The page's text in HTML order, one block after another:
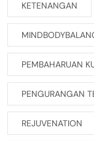
KETENANGAN
PEMBAHARUAN
PENGURANGAN
REJUVENATION